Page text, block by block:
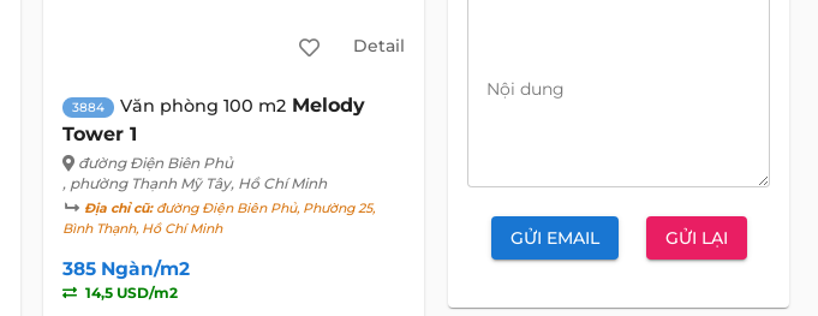
Detail
3884 Văn phòng 100 m2 Melody
Tower 1
đường Điện Biên Phủ
, phường Thạnh Mỹ Tây, Hồ Chí Minh
Địa chỉ cũ:đường Điện Biên Phủ, Phường 25,
Bình Thạnh, Hồ Chí Minh
385 Ngàn/m2
14,5 USD/m2
Nội dung
GỬI EMAIL GỬI LẠI